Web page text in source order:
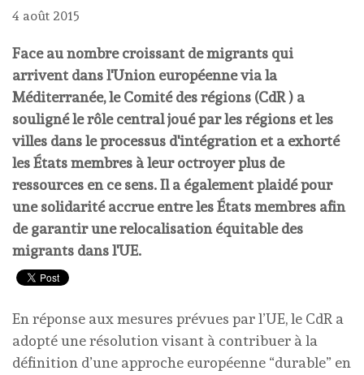
4 août 2015
Face au nombre croissant de migrants qui
arrivent dans l'Union européenne via la
Méditerranée, le Comité des régions (CdR ) a
souligné le rôle central joué par les régions et les
villes dans le processus d'intégration et a exhorté
les États membres à leur octroyer plus de
ressources en ce sens. Il a également plaidé pour
une solidarité accrue entre les États membres afin
de garantir une relocalisation équitable des
migrants dans l'UE.
En réponse aux mesures prévues par l’UE, le CdR a
adopté une résolution visant à contribuer à la
définition d’une approche européenne “durable” en